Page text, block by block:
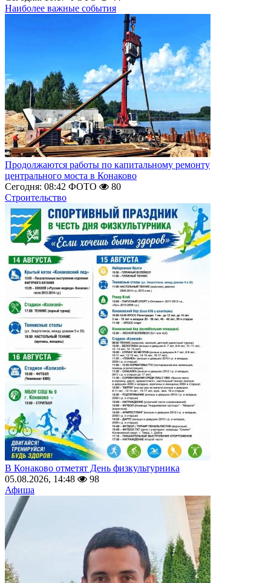
Наиболее важные события
Продолжаются работы по капитальному ремонту
центрального моста в Конаково
Сегодня: 08:42 ФОТО
80
Строительство
В Конаково отметят День физкультурника
05.08.2026, 14:48
98
Афиша